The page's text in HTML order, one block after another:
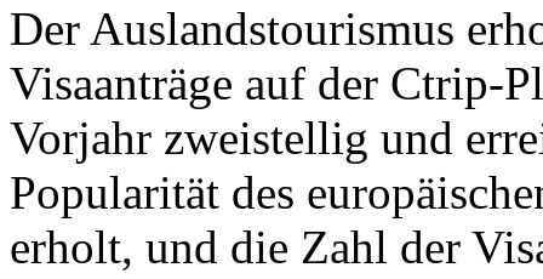
Der Auslandstourismus
Visaanträge auf der Ctrip-
Vorjahr zweistellig und
Popularität des
erholt, und die Zahl der